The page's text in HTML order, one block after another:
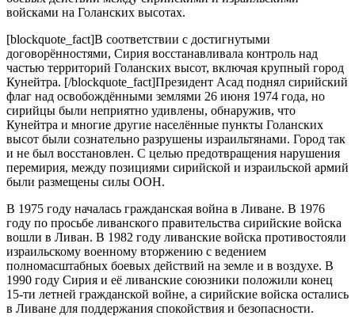
войсками на Голанских высотах.
[blockquote_fact]В соответствии с достигнутыми
договорённостями, Сирия восстанавливала контроль над
частью территорий Голанских высот, включая крупный город
Кунейтра. [/blockquote_fact]Президент Асад поднял сирийский
флаг над освобождёнными землями 26 июня 1974 года, но
сирийцы были неприятно удивлены, обнаружив, что
Кунейтра и многие другие населённые пункты Голанских
высот были сознательно разрушены израильтянами. Город так
и не был восстановлен. С целью предотвращения нарушения
перемирия, между позициями сирийской и израильской армий
были размещены силы ООН.
В 1975 году началась гражданская война в Ливане. В 1976
году по просьбе ливанского правительства сирийские войска
вошли в Ливан. В 1982 году ливанские войска противостояли
израильскому военному вторжению с ведением
полномасштабных боевых действий на земле и в воздухе. В
1990 году Сирия и её ливанские союзники положили конец
15-ти летней гражданской войне, а сирийские войска остались
в Ливане для поддержания спокойствия и безопасности.